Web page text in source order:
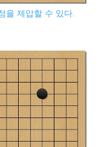
을 제압할 수 있다.